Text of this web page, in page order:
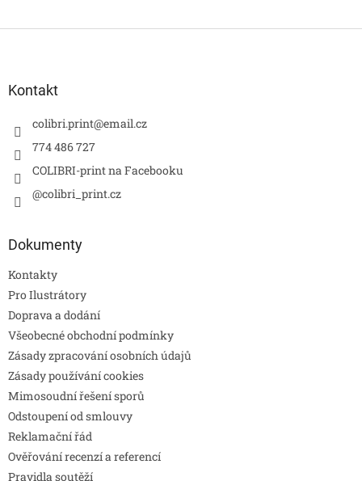
Kontakt
colibri.print@email.cz
774 486 727
COLIBRI-print na Facebooku
@colibri_print.cz
Dokumenty
Kontakty
Pro Ilustrátory
Doprava a dodání
Všeobecné obchodní podmínky
Zásady zpracování osobních údajů
Zásady používání cookies
Mimosoudní řešení sporů
Odstoupení od smlouvy
Reklamační řád
Ověřování recenzí a referencí
Pravidla soutěží